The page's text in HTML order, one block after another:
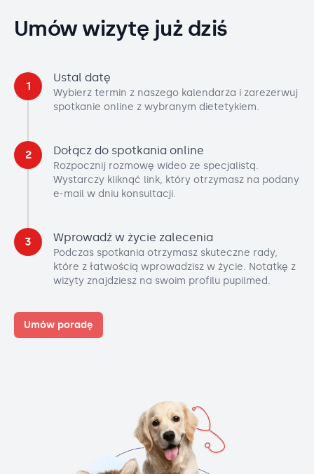
Umów wizytę już dziś
1
Ustal datę
Wybierz termin z naszego kalendarza i zarezerwuj
spotkanie online z wybranym dietetykiem.
2 Dołącz do spotkania online
Rozpocznij rozmowę wideo ze specjalistą.
Wystarczy kliknąć link, który otrzymasz na podany
e-mail w dniu konsultacji.
3 Wprowadź w życie zalecenia
Podczas spotkania otrzymasz skuteczne rady,
które z łatwością wprowadzisz w życie. Notatkę z
wizyty znajdziesz na swoim profilu pupilmed.
Umów poradę